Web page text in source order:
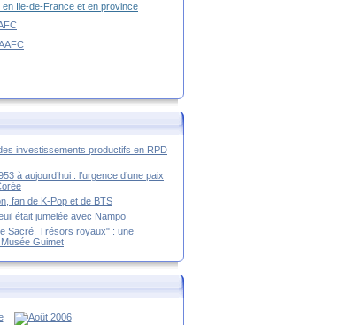
Ile-de-France et en province
investissements productifs en RPD
à aujourd’hui : l’urgence d’une paix
fan de K-Pop et de BTS
était jumelée avec Nampo
Sacré. Trésors royaux" : une
Guimet